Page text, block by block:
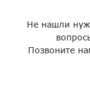
Не нашли
Позвоните